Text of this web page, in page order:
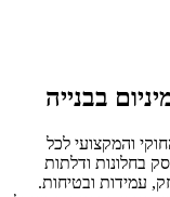
בבנייה
והמקצועי לכל
האלומיניום בארץ. תקן ישראלי 1068 עוסק בחלונות ודלתות
עמידות ובטיחות.